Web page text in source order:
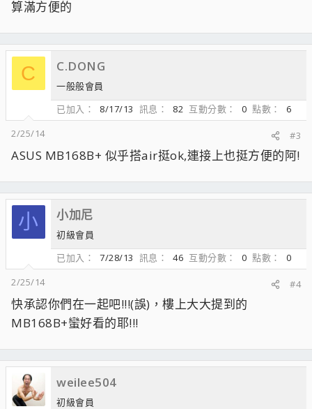
算滿方便的
C C.DONG
一般般會員
已加入
8/17/13 訊息 82 互動分數 0 點數
6
2/25/14
#3
ASUS MB168B+ 似乎搭air挺ok,連接上也挺方便的阿!
小 小加尼
初級會員
已加入
7/28/13 訊息 46 互動分數 0 點數
0
2/25/14
#4
快承認你們在一起吧!!!(誤)，樓上大大提到的
MB168B+蠻好看的耶!!!
weilee504
初級會員